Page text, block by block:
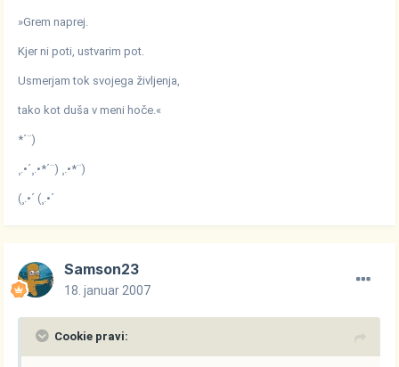
»Grem naprej.
Kjer ni poti, ustvarim pot.
Usmerjam tok svojega življenja,
tako kot duša v meni hoče.«
*´¨)
¸.•´¸.•*´¨) ¸.•*¨)
(¸.•´ (¸.•´
Samson23
18. januar 2007
Cookie pravi: